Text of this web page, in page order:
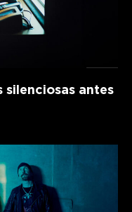
silenciosas antes